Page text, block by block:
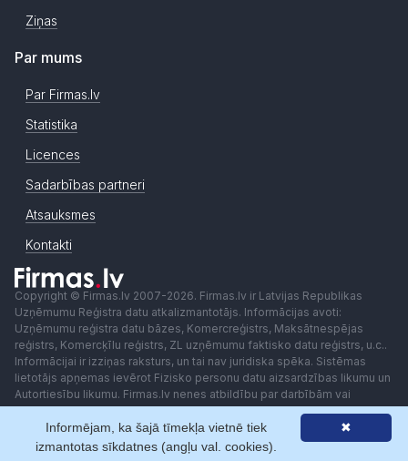
Ziņas
Par mums
Par Firmas.lv
Statistika
Licences
Sadarbības partneri
Atsauksmes
Kontakti
Copyright © Firmas.lv 2007-2026. Firmas.lv ir Latvijas Republikas
Uzņēmumu Reģistra datu atkalizmantotājs. Informācijas avoti:
Uzņēmumu reģistra datu bāzes, Komercreģistrs, Maksātnespējas
reģistrs, Komercķīlu reģistrs, ZL uzņēmumu faktisko datu reģistrs, u.c..
Informācijai ir izziņas raksturs, un tai nav juridiska spēka. Sistēmas
lietotājs apņemas ievērot Fizisko personu datu aizsardzības likumu un
Autortiesību likumu. Firmas.lv nenes atbildību par darbībām vai
lēmumiem, kas balstīti uz saņemto pakalpojumu. Lietotājam aizliegts
izmantot jebkādas automatizētas sistēmas vai iekārtas (robotus)
piekļuvei sistēmai bez rakstiskas saskaņošanas ar Firmas.lv. Galvenā
✖
Informējam, ka šajā tīmekļa vietnē tiek
izmantotas sīkdatnes (angļu val. cookies).